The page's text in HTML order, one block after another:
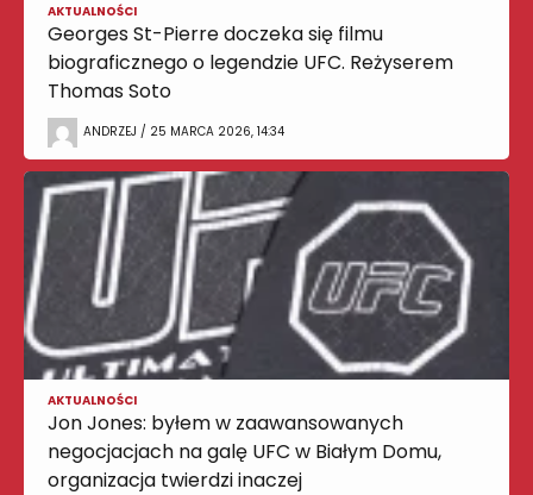
AKTUALNOŚCI
Georges St-Pierre doczeka się filmu
biograficznego o legendzie UFC. Reżyserem
Thomas Soto
ANDRZEJ / 25 MARCA 2026, 14:34
AKTUALNOŚCI
Jon Jones: byłem w zaawansowanych
negocjacjach na galę UFC w Białym Domu,
organizacja twierdzi inaczej